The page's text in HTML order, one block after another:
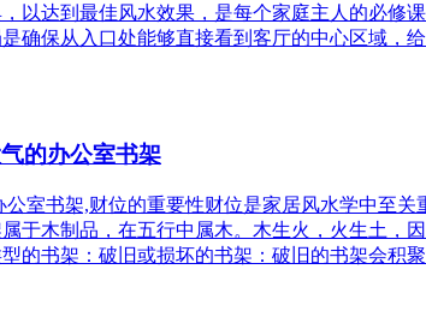
以达到最佳风水效果，是每个家庭主人的必
确保从入口处能够直接看到客厅的中心区域，
的办公室书架
室书架,财位的重要性财位是家居风水学中至
于木制品，在五行中属木。木生火，火生土
的书架：破旧或损坏的书架：破旧的书架会积